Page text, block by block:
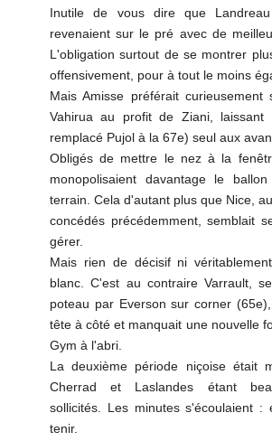
Inutile de vous dire que
revenaient sur le pré avec de
L'obligation surtout de se montrer
offensivement, pour à tout le moins
Mais Amisse préférait curieusement
Vahirua au profit de Ziani, laissant
remplacé Pujol à la 67e) seul aux
Obligés de mettre le nez à la
monopolisaient davantage le
terrain. Cela d'autant plus que Nice,
concédés précédemment, semblait
gérer.
Mais rien de décisif ni
blanc. C'est au contraire Varrault,
poteau par Everson sur corner
tête à côté et manquait une nouvelle
Gym à l'abri.
La deuxième période niçoise était
Cherrad et Laslandes étant
sollicités. Les minutes s'écoulaient :
tenir.